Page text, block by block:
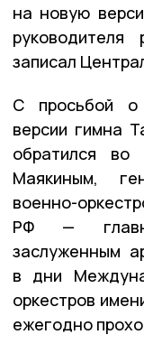
на новую
руководителя
записал
С просьбой о
версии гимна
обратился
Маякиным,
военно-
РФ —
заслуженным
в дни
оркестров
ежегодно